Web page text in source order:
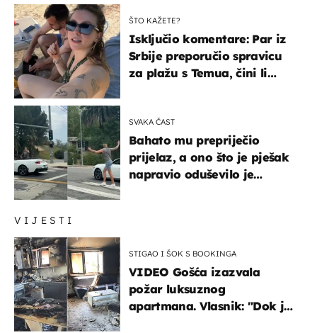
VIJESTI
STIGAO I ŠOK S BOOKINGA
VIDEO Gošća izazvala
požar luksuznog
apartmana. Vlasnik: "Dok je
ŠTO KAŽETE?
Isključio komentare: Par iz
Srbije preporučio spravicu
za plažu s Temua, čini li
SVAKA ČAST
Bahato mu prepriječio
prijelaz, a ono što je pješak
napravio oduševilo je